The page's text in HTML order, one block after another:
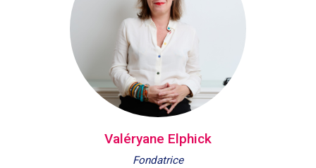
Valéryane Elphick
Fondatrice